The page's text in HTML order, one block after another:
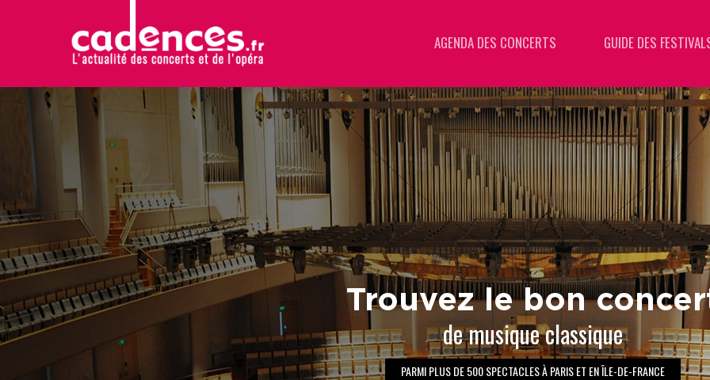
AGENDA DES CONCERTS GUIDE DES
Trouvez le bon
de musique classique
PARMI PLUS DE 500 SPECTACLES À PARIS ET EN ÎLE-DE-FRANCE